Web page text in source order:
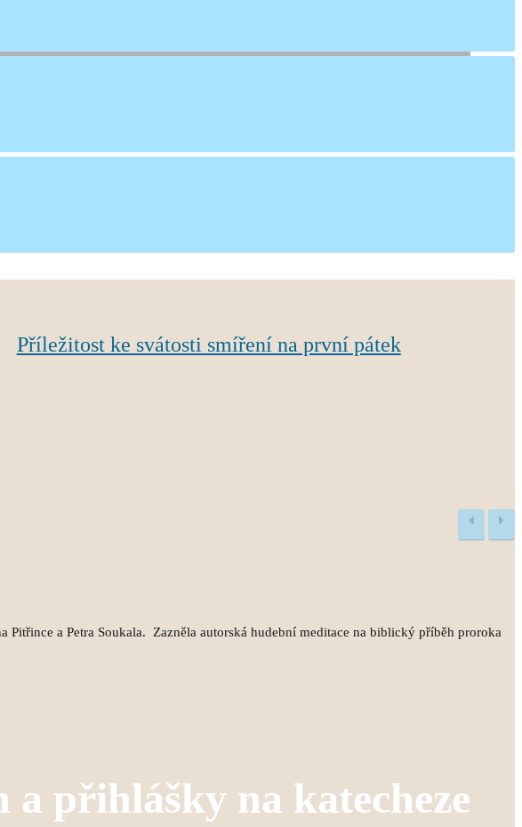
a přihlášky na katecheze
Příležitost ke svátosti smíření na první pátek
a Petra Soukala. Zazněla autorská hudební meditace na biblický příběh proroka